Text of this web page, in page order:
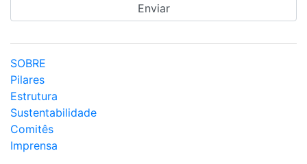
SOBRE
Pilares
Estrutura
Sustentabilidade
Comitês
Imprensa